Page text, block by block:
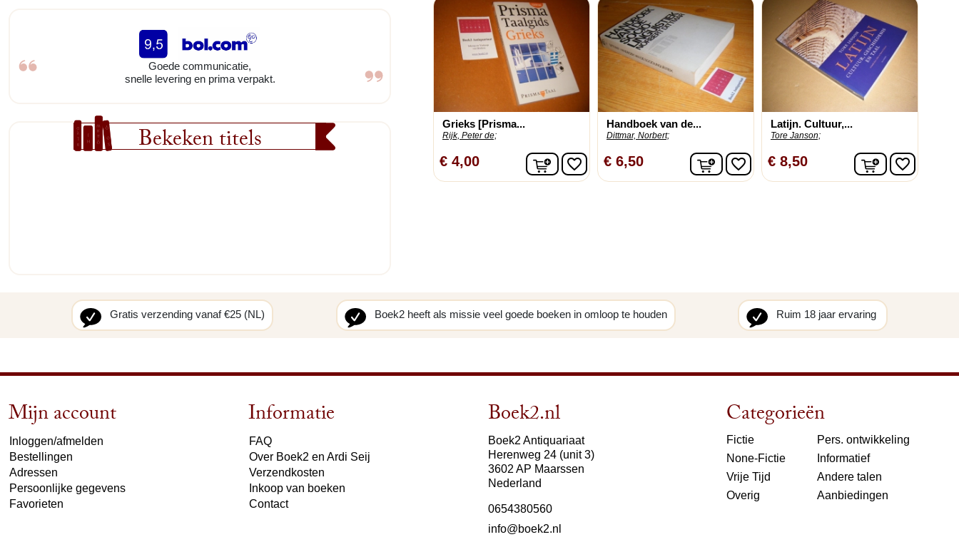
Goede communicatie,
snelle levering en prima verpakt.
Bekeken titels Grieks [Prisma...
Rijk, Peter de;
€ 4,00 In winkelwagen
favorite_border
Handboek van de...
Dittmar, Norbert;
€ 6,50 In winkelwagen
favorite_border
Latijn. Cultuur,...
Tore Janson;
€ 8,50 Infavorite_border
Gratis verzending vanaf €25 (NL) Boek2 heeft als missie veel goede boeken in omloop te houden Ruim 18 jaar ervaring
Mijn account
Inloggen/afmelden
Bestellingen
Adressen
Persoonlijke gegevens
Favorieten
Informatie
FAQ
Over Boek2 en Ardi Seij
Verzendkosten
Inkoop van boeken
Contact
Boek2.nl
Boek2 Antiquariaat
Herenweg 24 (unit 3)
3602 AP Maarssen
Nederland
0654380560
info@boek2.nl
Categorieën
Fictie
None-Fictie
Vrije Tijd
Overig
Pers. ontwikkeling
Informatief
Andere talen
Aanbiedingen